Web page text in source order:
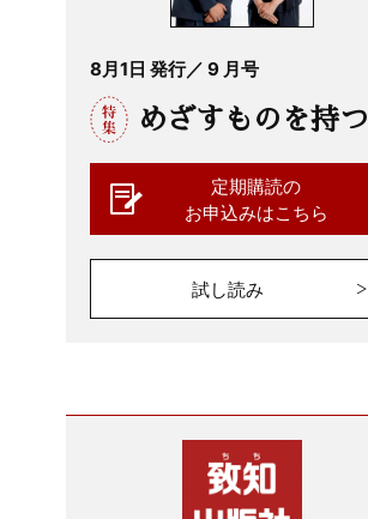
8月1日 発行／ 9 月号
めざすものを持つ
定期購読の
お申込みはこちら
試し読み